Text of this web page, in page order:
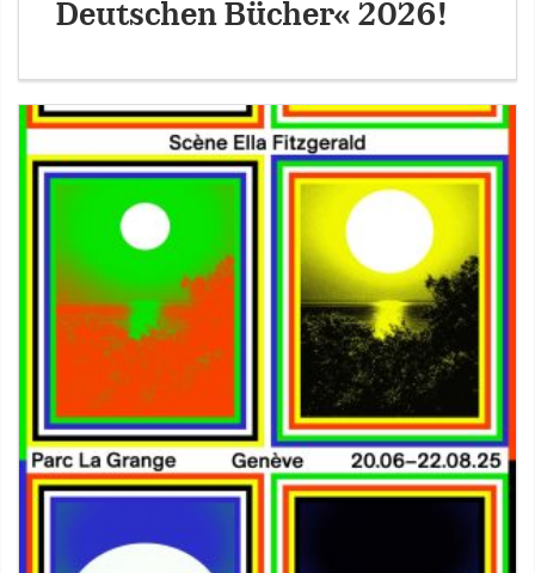
Deutschen Bücher« 2026!